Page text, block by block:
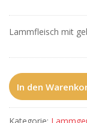
Lammfleisch mit
In den